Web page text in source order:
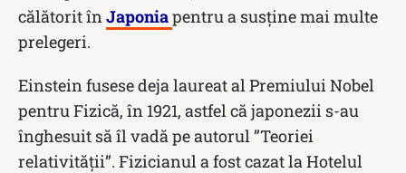
călătorit în Japoniapentru a susține mai multe
prelegeri.
Einstein fusese deja laureat al Premiului Nobel
pentru Fizică, în 1921, astfel că japonezii s-au
înghesuit să îl vadă pe autorul ”Teoriei
relativității”. Fizicianul a fost cazat la Hotelul